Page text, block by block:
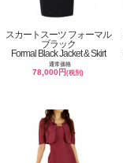
スカートスーツ フォーマル
ブラック
Formal Black Jacket & Skirt
通常価格
78,000円(税別)